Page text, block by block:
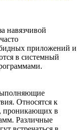
навязчивой
приложений и
в системный
Относятся к
проникающих в
Различные